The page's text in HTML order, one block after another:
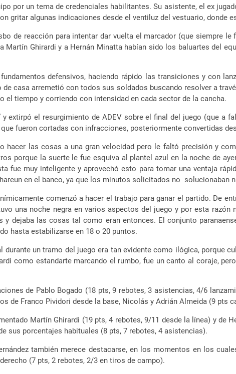
por un tema de credenciales habilitantes. Su asistente, el ex
gritar algunas indicaciones desde el ventiluz del vestuario, donde
de reacción para intentar dar vuelta el marcador (que siempre
Martín Ghirardi y a Hernán Minatta habían sido los baluartes del
defensivos, haciendo rápido las transiciones y con
casa arremetió con todos sus soldados buscando resolver a
el tiempo y corriendo con intensidad en cada sector de la cancha.
y extirpó el resurgimiento de ADEV sobre el final del juego (que a
fueron cortadas con infracciones, posteriormente convertidas
hacer las cosas a una gran velocidad pero le faltó precisión y
porque la suerte le fue esquiva al plantel azul en la noche de
fue muy inteligente y aprovechó esto para tomar una ventaja
en el banco, ya que los minutos solicitados no solucionaban
comenzó a hacer el trabajo para ganar el partido. De
una noche negra en varios aspectos del juego y por esta razón
dejaba las cosas tal como eran entonces. El conjunto
hasta estabilizarse en 18 o 20 puntos.
un tramo del juego era tan evidente como ilógica, porque
como estandarte marcando el rumbo, fue un canto al coraje,
de Pablo Bogado (18 pts, 9 rebotes, 3 asistencias, 4/6
de Franco Pividori desde la base, Nicolás y Adrián Almeida (9 pts
Martín Ghirardi (19 pts, 4 rebotes, 9/11 desde la línea) y de
sus porcentajes habituales (8 pts, 7 rebotes, 4 asistencias).
también merece destacarse, en los momentos en los
(7 pts, 2 rebotes, 2/3 en tiros de campo).